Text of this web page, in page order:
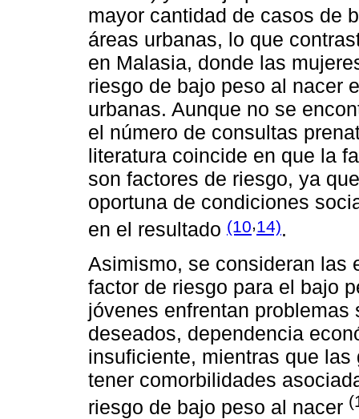
mayor cantidad de casos de
áreas urbanas, lo que
en Malasia, donde las
riesgo de bajo peso al nacer
urbanas. Aunque no se
el número de consultas
literatura coincide en que la
son factores de riesgo, ya
oportuna de condiciones
en el resultado (10,14).
Asimismo, se consideran las
factor de riesgo para el bajo
jóvenes enfrentan
deseados, dependencia
insuficiente, mientras que
tener comorbilidades
riesgo de bajo peso al nacer